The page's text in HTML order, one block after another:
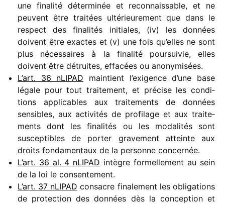
une fina­lité déter­mi­née et recon­nais­sable, et ne
peuvent être trai­tées ulté­rieu­re­ment que dans le
respect des fina­li­tés initiales, (iv) les données
doivent être exactes et (v) une fois qu’elles ne sont
plus néces­saires à la fina­lité pour­sui­vie, elles
doivent être détruites, effa­cées ou anonymisées.
L’art. 36 nLIPAD main­tient l’exigence d’une base
légale pour tout trai­te­ment, et précise les condi­
tions appli­cables aux trai­te­ments de données
sensibles, aux acti­vi­tés de profi­lage et aux trai­te­
ments dont les fina­li­tés ou les moda­li­tés sont
suscep­tibles de porter grave­ment atteinte aux
droits fonda­men­taux de la personne concernée.
L’art. 36 al. 4 nLIPAD intègre formel­le­ment au sein
de la loi le consentement.
L’art. 37 nLIPAD consacre fina­le­ment les obli­ga­tions
de protec­tion des données dès la concep­tion et